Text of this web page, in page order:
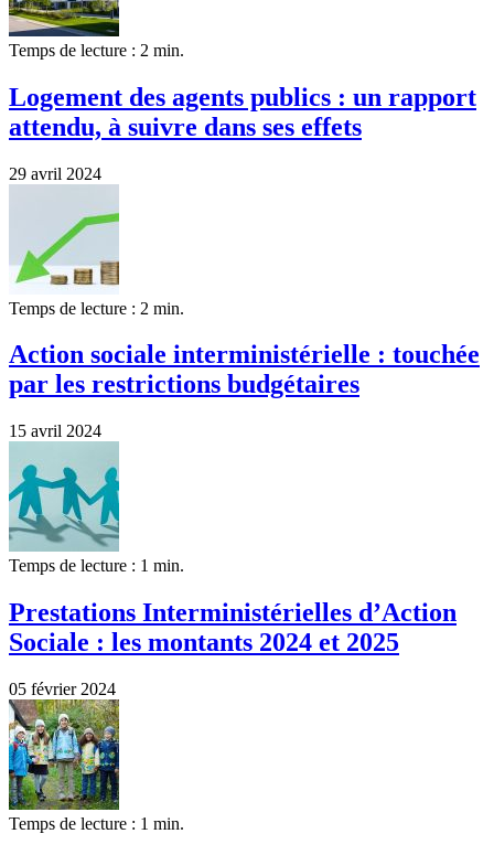
Temps de lecture : 2 min.
Logement des agents publics : un rapport
attendu, à suivre dans ses effets
29 avril 2024
Temps de lecture : 2 min.
Action sociale interministérielle : touchée
par les restrictions budgétaires
15 avril 2024
Temps de lecture : 1 min.
Prestations Interministérielles d’Action
Sociale : les montants 2024 et 2025
05 février 2024
Temps de lecture : 1 min.